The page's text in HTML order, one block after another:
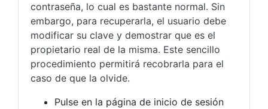
contraseña, lo cual es bastante normal. Sin
embargo, para recuperarla, el usuario debe
modificar su clave y demostrar que es el
propietario real de la misma. Este sencillo
procedimiento permitirá recobrarla para el
caso de que la olvide.
Pulse en la página de inicio de sesión